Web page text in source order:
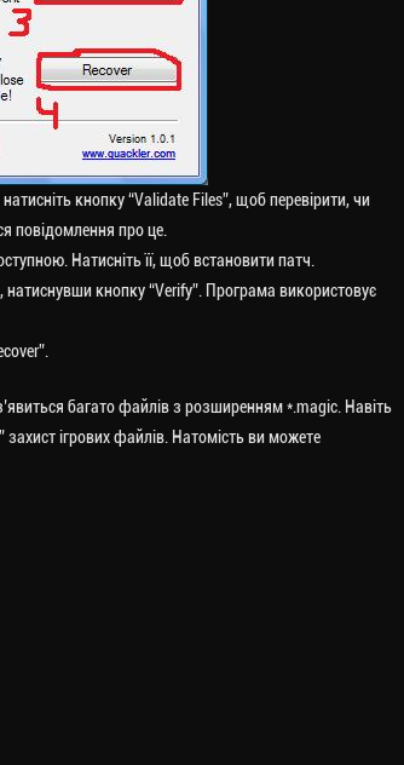
кнопку “Validate Files”, щоб перевірити, чи
повідомлення про це.
Натисніть її, щоб встановити патч.
кнопку “Verify”. Програма використовує
багато файлів з розширенням *.magic. Навіть
ігрових файлів. Натомість ви можете